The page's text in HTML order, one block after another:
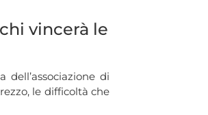
vincerà le
di
le difficoltà che